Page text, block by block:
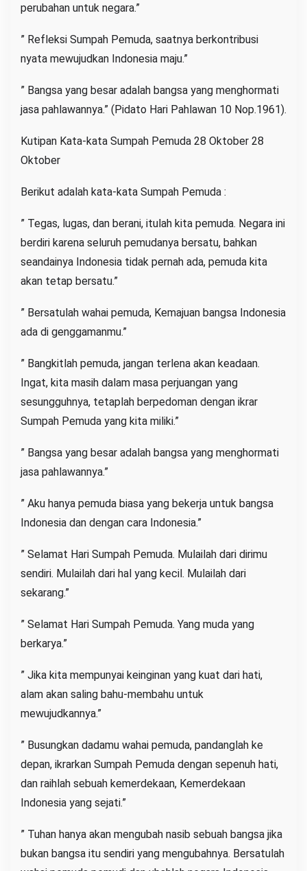
perubahan untuk negara.”
” Refleksi Sumpah Pemuda, saatnya berkontribusi
nyata mewujudkan Indonesia maju.”
” Bangsa yang besar adalah bangsa yang menghormati
jasa pahlawannya.” (Pidato Hari Pahlawan 10 Nop.1961).
Kutipan Kata-kata Sumpah Pemuda 28 Oktober 28
Oktober
Berikut adalah kata-kata Sumpah Pemuda :
” Tegas, lugas, dan berani, itulah kita pemuda. Negara ini
berdiri karena seluruh pemudanya bersatu, bahkan
seandainya Indonesia tidak pernah ada, pemuda kita
akan tetap bersatu.”
” Bersatulah wahai pemuda, Kemajuan bangsa Indonesia
ada di genggamanmu.”
” Bangkitlah pemuda, jangan terlena akan keadaan.
Ingat, kita masih dalam masa perjuangan yang
sesungguhnya, tetaplah berpedoman dengan ikrar
Sumpah Pemuda yang kita miliki.”
” Bangsa yang besar adalah bangsa yang menghormati
jasa pahlawannya.”
” Aku hanya pemuda biasa yang bekerja untuk bangsa
Indonesia dan dengan cara Indonesia.”
” Selamat Hari Sumpah Pemuda. Mulailah dari dirimu
sendiri. Mulailah dari hal yang kecil. Mulailah dari
sekarang.”
” Selamat Hari Sumpah Pemuda. Yang muda yang
berkarya.”
” Jika kita mempunyai keinginan yang kuat dari hati,
alam akan saling bahu-membahu untuk
mewujudkannya.”
” Busungkan dadamu wahai pemuda, pandanglah ke
depan, ikrarkan Sumpah Pemuda dengan sepenuh hati,
dan raihlah sebuah kemerdekaan, Kemerdekaan
Indonesia yang sejati.”
” Tuhan hanya akan mengubah nasib sebuah bangsa jika
bukan bangsa itu sendiri yang mengubahnya. Bersatulah